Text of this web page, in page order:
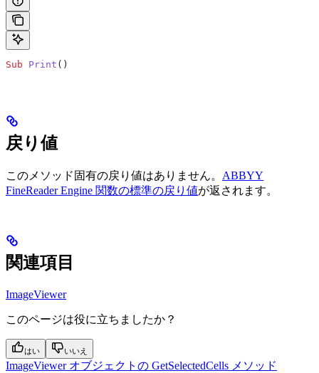
Sub Print ()
戻り値
このメソッド固有の戻り値はありません。 ABBYY
FineReader Engine 関数の標準の戻り値が返されます。
関連項目
ImageViewer
このページは役に立ちましたか？
はい いいえ
ImageViewer オブジェクトの GetSelectedCells メソッド